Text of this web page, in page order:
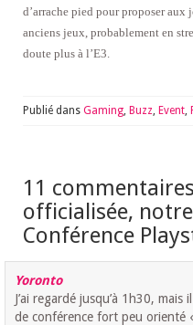
d’arrache pied pour proposer
anciens jeux, probablement en
doute plus à l’E3.
Publié dans Gaming, Buzz, Event,
11
officialisée,
Conférence
Yoronto
J’ai regardé jusqu’à 1h30,
de conférence fort peu orienté